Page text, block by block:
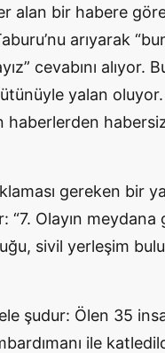
alan bir habere
arıyarak
cevabını alıyor.
yalan oluyor.
gereken bir
“7. Olayın
sivil yerleşim
şudur: Ölen 35
ile